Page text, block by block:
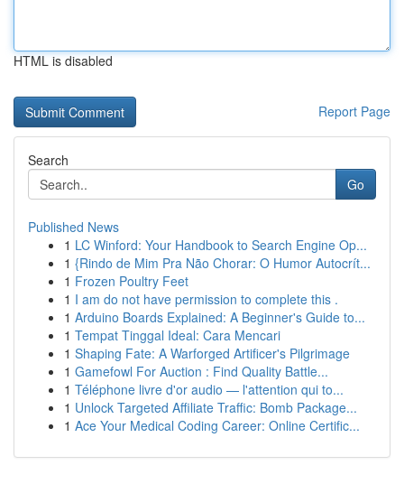
HTML is disabled
Report Page
Search
Go
Published News
1 LC Winford: Your Handbook to Search Engine Op...
1 {Rindo de Mim Pra Não Chorar: O Humor Autocrít...
1 Frozen Poultry Feet
1 I am do not have permission to complete this .
1 Arduino Boards Explained: A Beginner's Guide to...
1 Tempat Tinggal Ideal: Cara Mencari
1 Shaping Fate: A Warforged Artificer's Pilgrimage
1 Gamefowl For Auction : Find Quality Battle...
1 Téléphone livre d'or audio — l'attention qui to...
1 Unlock Targeted Affiliate Traffic: Bomb Package...
1 Ace Your Medical Coding Career: Online Certific...